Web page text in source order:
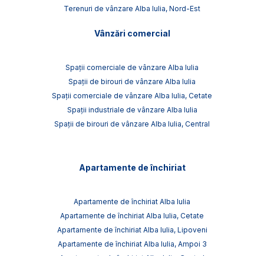
Terenuri de vânzare Alba Iulia, Nord-Est
Vânzări comercial
Spații comerciale de vânzare Alba Iulia
Spații de birouri de vânzare Alba Iulia
Spații comerciale de vânzare Alba Iulia, Cetate
Spații industriale de vânzare Alba Iulia
Spații de birouri de vânzare Alba Iulia, Central
Apartamente de închiriat
Apartamente de închiriat Alba Iulia
Apartamente de închiriat Alba Iulia, Cetate
Apartamente de închiriat Alba Iulia, Lipoveni
Apartamente de închiriat Alba Iulia, Ampoi 3